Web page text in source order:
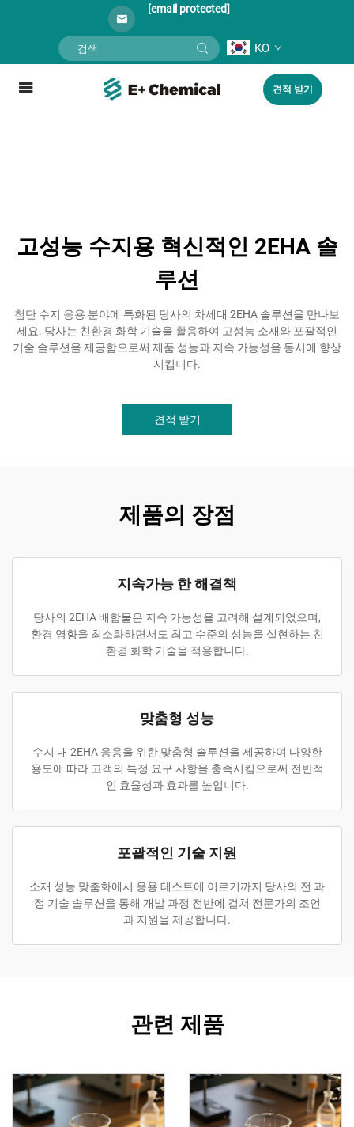
[email protected]
KO
견적 받기
고성능 수지용 혁신적인 2EHA 솔
루션
첨단 수지 응용 분야에 특화된 당사의 차세대 2EHA 솔루션을 만나보
세요. 당사는 친환경 화학 기술을 활용하여 고성능 소재와 포괄적인
기술 솔루션을 제공함으로써 제품 성능과 지속 가능성을 동시에 향상
시킵니다.
견적 받기
제품의 장점
지속가능 한 해결책
당사의 2EHA 배합물은 지속 가능성을 고려해 설계되었으며,
환경 영향을 최소화하면서도 최고 수준의 성능을 실현하는 친
환경 화학 기술을 적용합니다.
맞춤형 성능
수지 내 2EHA 응용을 위한 맞춤형 솔루션을 제공하여 다양한
용도에 따라 고객의 특정 요구 사항을 충족시킴으로써 전반적
인 효율성과 효과를 높입니다.
포괄적인 기술 지원
소재 성능 맞춤화에서 응용 테스트에 이르기까지 당사의 전 과
정 기술 솔루션을 통해 개발 과정 전반에 걸쳐 전문가의 조언
과 지원을 제공합니다.
관련 제품